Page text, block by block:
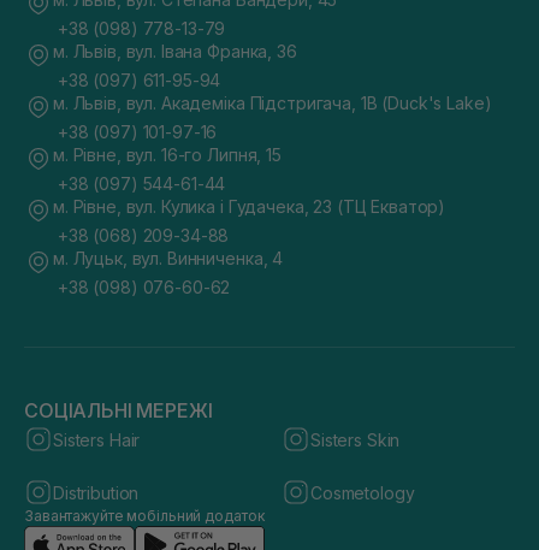
+38 (098) 778-13-79
м. Львів, вул. Івана Франка, 36
+38 (097) 611-95-94
м. Львів, вул. Академіка Підстригача, 1В (Duck's Lake)
+38 (097) 101-97-16
м. Рівне, вул. 16-го Липня, 15
+38 (097) 544-61-44
м. Рівне, вул. Кулика і Гудачека, 23 (ТЦ Екватор)
+38 (068) 209-34-88
м. Луцьк, вул. Винниченка, 4
+38 (098) 076-60-62
СОЦІАЛЬНІ МЕРЕЖІ
Sisters Hair Sisters Skin
Distribution Cosmetology
Завантажуйте мобільний додаток